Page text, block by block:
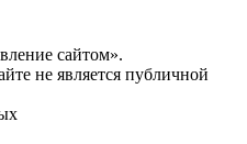
сайтом».
не является публичной